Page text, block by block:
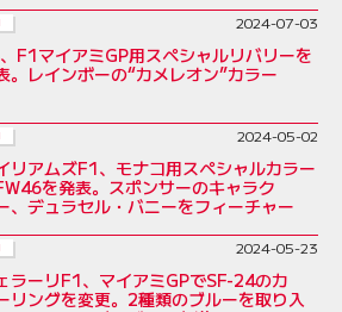
2024-07-03
F1マイアミGP用スペシャルリバリーを
。レインボーの“カメレオン”カラー
2024-05-02
リアムズF1、モナコ用スペシャルカラー
を発表。スポンサーのキャラク
、デュラセル・バニーをフィーチャー
2024-05-23
ラーリF1、マイアミGPでSF-24のカ
リングを変更。2種類のブルーを取り入